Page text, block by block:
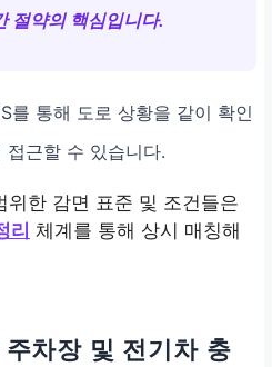
절약의 핵심입니다.
를 통해 도로 상황을 같이 확인
근할 수 있습니다.
위한 감면 표준 및 조건들은
리 체계를 통해 상시 매칭해
차장 및 전기차 충